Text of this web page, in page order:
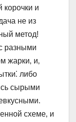
и
не из
метод!
разными
жарки‚ и‚
либо
сырыми
схеме‚ и